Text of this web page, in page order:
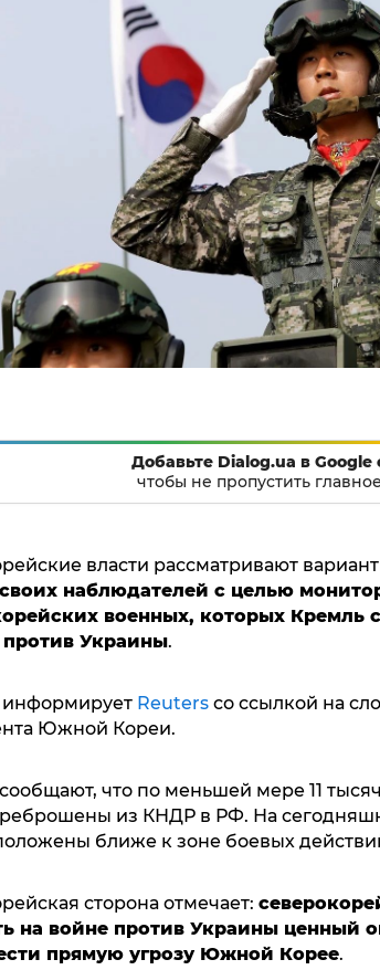
Добавьте Dialog.ua в Google
чтобы не пропустить
власти рассматривают вариант
наблюдателей с целью
военных, которых Кремль
против Украины.
Reutersсо ссылкой на
Южной Кореи.
что по меньшей мере 11
из КНДР в РФ. На
ближе к зоне боевых
сторона отмечает:
на войне против Украины ценный
прямую угрозу Южной Корее.